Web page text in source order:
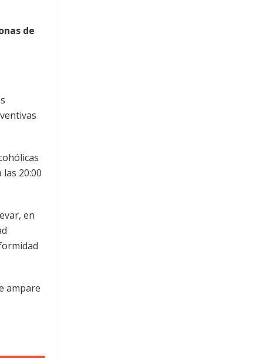
de
20:00
en
ampare